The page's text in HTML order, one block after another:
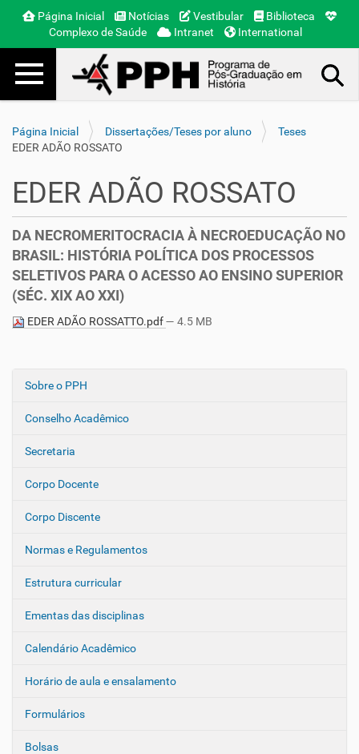
Página Inicial Notícias Vestibular
Biblioteca
Complexo de Saúde
Intranet International
Toggle navigation
Página Inicial
Dissertações/Teses por aluno
Teses
EDER ADÃO ROSSATO
N
e
a
ç
o
Sobre o PPH
Conselho Acadêmico
Secretaria
Corpo Docente
Corpo Discente
Normas e Regulamentos
Estrutura curricular
Ementas das disciplinas
Calendário Acadêmico
Horário de aula e ensalamento
Formulários
Bolsas
EDER ADÃO ROSSATO
DA NECROMERITOCRACIA À NECROEDUCAÇÃO NO
BRASIL: HISTÓRIA POLÍTICA DOS PROCESSOS
SELETIVOS PARA O ACESSO AO ENSINO SUPERIOR
(SÉC. XIX AO XXI)
EDER ADÃO ROSSATTO.pdf— 4.5 MB